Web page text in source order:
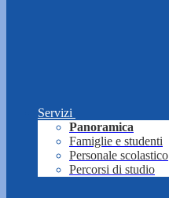
Servizi
Panoramica
Famiglie e studenti
Personale scolastico
Percorsi di studio